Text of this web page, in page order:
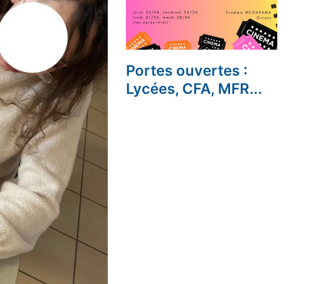
Portes ouvertes :
Lycées, CFA, MFR...